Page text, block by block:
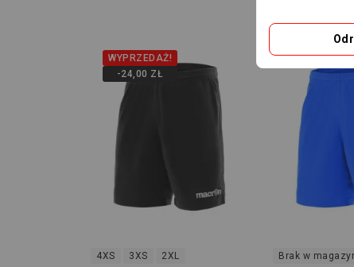
WYPRZEDAŻ!
-24,00 ZŁ
4XS 3XS 2XL
-24,00 ZŁ
Brak w